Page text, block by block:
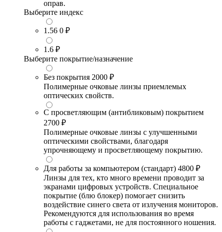
оправ.
Выберите индекс
1.56 0 ₽
1.6 ₽
Выберите покрытие/назначение
Без покрытия 2000 ₽
Полимерные очковые линзы приемлемых
оптических свойств.
С просветляющим (антибликовым) покрытием
2700 ₽
Полимерные очковые линзы с улучшенными
оптическими свойствами, благодаря
упрочняющему и просветляющему покрытию.
Для работы за компьютером (стандарт) 4800 ₽
Линзы для тех, кто много времени проводит за
экранами цифровых устройств. Специальное
покрытие (блю блокер) помогает снизить
воздействие синего света от излучения мониторов.
Рекомендуются для использования во время
работы с гаджетами, не для постоянного ношения.